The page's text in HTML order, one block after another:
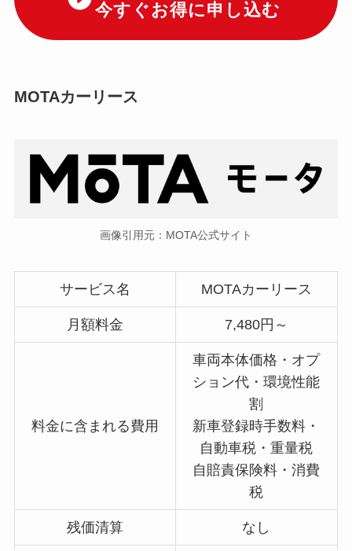
今すぐお得に申し込む
MOTAカーリース
画像引用元：MOTA公式サイト
サービス名 MOTAカーリース
月額料金 7,480円～
料金に含まれる費用
車両本体価格・オプ
ション代・環境性能
割
新車登録時手数料・
自動車税・重量税
自賠責保険料・消費
税
残価清算 なし